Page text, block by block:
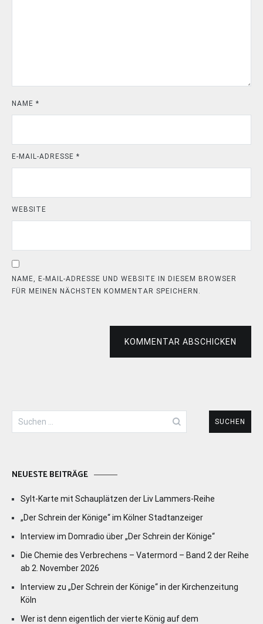
NAME *
E-MAIL-ADRESSE *
WEBSITE
NAME, E-MAIL-ADRESSE UND WEBSITE IN DIESEM BROWSER
FÜR MEINEN NÄCHSTEN KOMMENTAR SPEICHERN.
KOMMENTAR ABSCHICKEN
Suchen
nach:
NEUESTE BEITRÄGE
Sylt-Karte mit Schauplätzen der Liv Lammers-Reihe
„Der Schrein der Könige“ im Kölner Stadtanzeiger
Interview im Domradio über „Der Schrein der Könige“
Die Chemie des Verbrechens – Vatermord – Band 2 der Reihe
ab 2. November 2026
Interview zu „Der Schrein der Könige“ in der Kirchenzeitung
Köln
Wer ist denn eigentlich der vierte König auf dem